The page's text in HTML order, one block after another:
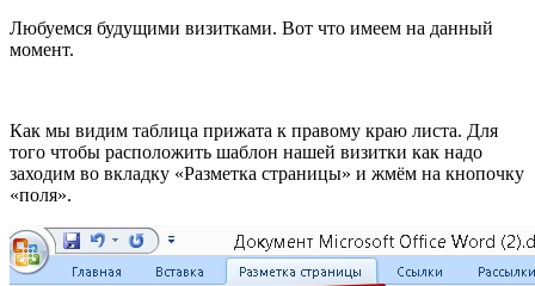
Любуемся будущими визитками. Вот что имеем на данный
момент.
Как мы видим таблица прижата к правому краю листа. Для
того чтобы расположить шаблон нашей визитки как надо
заходим во вкладку «Разметка страницы» и жмём на кнопочку
«поля».